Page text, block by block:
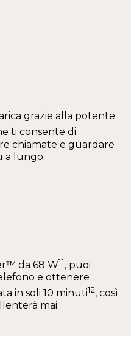
grazie alla potente
ti consente di
chiamate e guardare
a lungo.
da 68 W11, puoi
e ottenere
in soli 10 minuti12, così
mai.